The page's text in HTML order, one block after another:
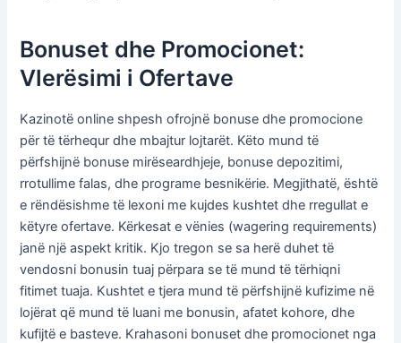
Bonuset dhe Promocionet:
Vlerësimi i Ofertave
Kazinotë online shpesh ofrojnë bonuse dhe promocione
për të tërhequr dhe mbajtur lojtarët. Këto mund të
përfshijnë bonuse mirëseardhjeje, bonuse depozitimi,
rrotullime falas, dhe programe besnikërie. Megjithatë, është
e rëndësishme të lexoni me kujdes kushtet dhe rregullat e
këtyre ofertave. Kërkesat e vënies (wagering requirements)
janë një aspekt kritik. Kjo tregon se sa herë duhet të
vendosni bonusin tuaj përpara se të mund të tërhiqni
fitimet tuaja. Kushtet e tjera mund të përfshijnë kufizime në
lojërat që mund të luani me bonusin, afatet kohore, dhe
kufijtë e basteve. Krahasoni bonuset dhe promocionet nga